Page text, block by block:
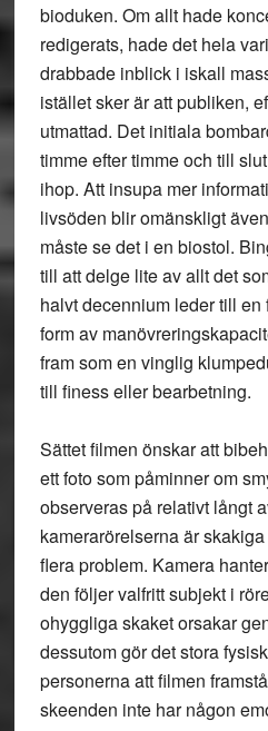
bioduken. Om allt hade
redigerats, hade det hela
drabbade inblick i iskall
istället sker är att publiken,
utmattad. Det initiala
timme efter timme och till
ihop. Att insupa mer
livsöden blir omänskligt
måste se det i en biostol.
till att delge lite av allt det
halvt decennium leder till
form av
fram som en vinglig
till finess eller bearbetning.
Sättet filmen önskar att
ett foto som påminner om
observeras på relativt långt
kamerarörelserna är
flera problem. Kamera
den följer valfritt subjekt i
ohyggliga skaket orsakar
dessutom gör det stora
personerna att filmen
skeenden inte har någon